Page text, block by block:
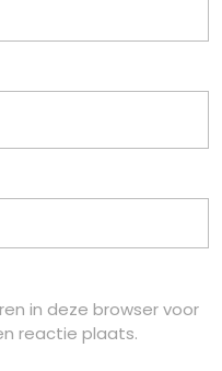
in deze browser voor
reactie plaats.